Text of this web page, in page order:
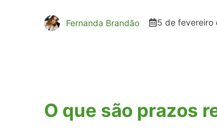
Fernanda Brandão 5 de fevereiro
O que são prazos